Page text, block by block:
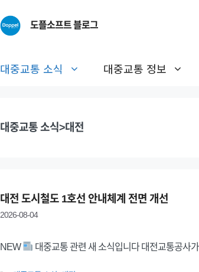
도플소프트 블로그
대중교통 소식 대중교통 정보
대중교통 소식>대전
대전 도시철도 1호선 안내체계 전면 개선
2026-08-04
NEW 대중교통 관련 새 소식입니다 대전교통공사